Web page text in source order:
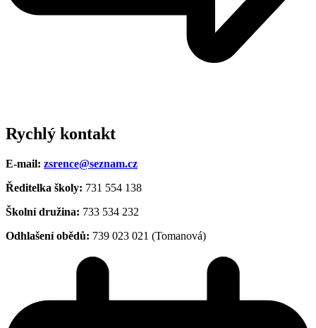
Rychlý kontakt
E-mail: zsrence@seznam.cz
Ředitelka školy: 731 554 138
Školní družina: 733 534 232
Odhlašení obědů: 739 023 021 (Tomanová)